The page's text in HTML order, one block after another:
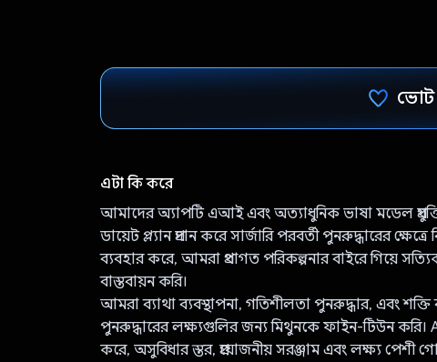
ভোট
এটা কি করে
আমাদের অ্যাপটি এআই এবং অত্যাধুনিক ভাষা মডেল
ডায়েট প্ল্যান প্রদান করে সার্জারি পরবর্তী পুনরুদ্ধারের
ব্যবহার করে, আমরা প্রথাগত পরিকল্পনার বাইরে গিয়ে
বাস্তবায়ন করি।
আমরা ব্যাথা ব্যবস্থাপনা, গতিশীলতা পুনরুদ্ধার, এবং শক্তি
পুনরুদ্ধারের লক্ষ্যগুলির জন্য মিথুনকে ফাইন-টিউন করি।
করে, অসুবিধার স্তর, প্রয়োজনীয় সরঞ্জাম এবং লক্ষ্য পেশী